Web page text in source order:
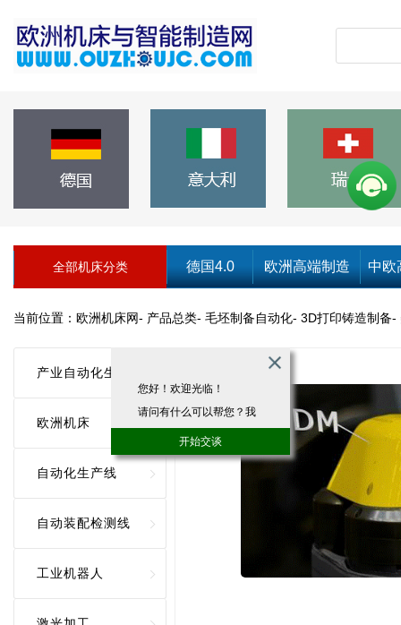
全部机床分类 德国4.0 欧洲高端制造 中欧
当前位置： 欧洲机床网- 产品总类- 毛坯制备自动化- 3D打印铸造制备-
产业自动化生产
欧洲机床
自动化生产线
自动装配检测线
工业机器人
您好！欢迎光临！
请问有什么可以帮您？我
们竭诚为您服务！
开始交谈